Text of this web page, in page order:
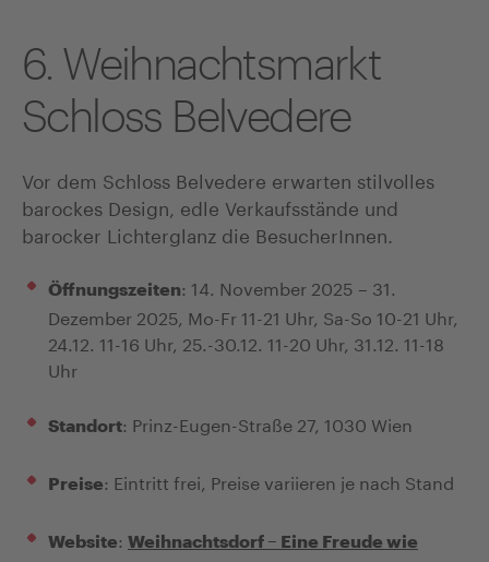
6. Weihnachtsmarkt
Schloss Belvedere
Vor dem Schloss Belvedere erwarten stilvolles
barockes Design, edle Verkaufsstände und
barocker Lichterglanz die BesucherInnen.
Öffnungszeiten: 14. November 2025 – 31.
Dezember 2025, Mo-Fr 11-21 Uhr, Sa-So 10-21 Uhr,
24.12. 11-16 Uhr, 25.-30.12. 11-20 Uhr, 31.12. 11-18
Uhr
Standort: Prinz-Eugen-Straße 27, 1030 Wien
Preise: Eintritt frei, Preise variieren je nach Stand
Website: Weihnachtsdorf – Eine Freude wie